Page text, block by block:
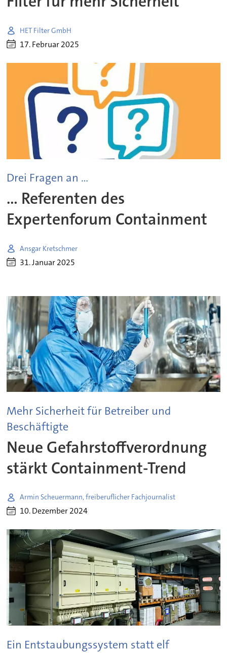
HET Filter GmbH
17. Februar 2025
Drei Fragen an ...
... Referenten des
Expertenforum Containment
Ansgar Kretschmer
31. Januar 2025
Mehr Sicherheit für Betreiber und
Beschäftigte
Neue Gefahrstoffverordnung
stärkt Containment-Trend
Armin Scheuermann, freiberuflicher Fachjournalist
10. Dezember 2024
Ein Entstaubungssystem statt elf